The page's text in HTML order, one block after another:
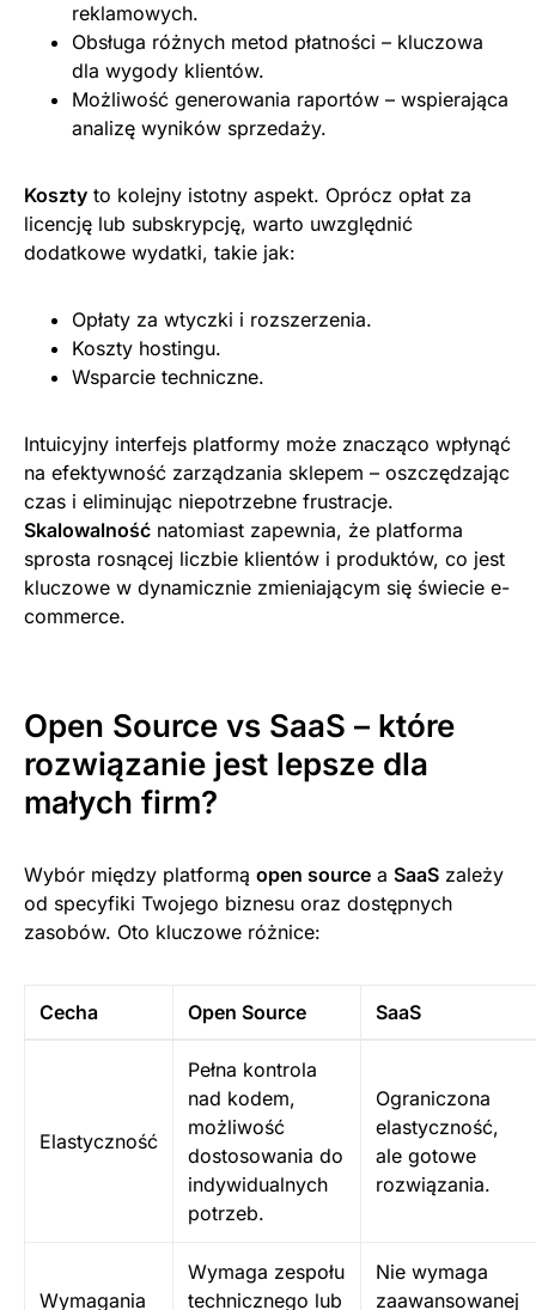
reklamowych.
Obsługa różnych metod płatności – kluczowa
dla wygody klientów.
Możliwość generowania raportów – wspierająca
analizę wyników sprzedaży.
Koszty to kolejny istotny aspekt. Oprócz opłat za
licencję lub subskrypcję, warto uwzględnić
dodatkowe wydatki, takie jak:
Opłaty za wtyczki i rozszerzenia.
Koszty hostingu.
Wsparcie techniczne.
Intuicyjny interfejs platformy może znacząco wpłynąć
na efektywność zarządzania sklepem – oszczędzając
czas i eliminując niepotrzebne frustracje.
Skalowalność natomiast zapewnia, że platforma
sprosta rosnącej liczbie klientów i produktów, co jest
kluczowe w dynamicznie zmieniającym się świecie e-
commerce.
Open Source vs SaaS – które
rozwiązanie jest lepsze dla
małych firm?
Wybór między platformą open source a SaaS zależy
od specyfiki Twojego biznesu oraz dostępnych
zasobów. Oto kluczowe różnice:
Cecha Open Source SaaS
Elastyczność
Pełna kontrola
nad kodem,
możliwość
dostosowania do
indywidualnych
potrzeb.
Ograniczona
elastyczność,
ale gotowe
rozwiązania.
Wymagania
Wymaga zespołu
technicznego lub
Nie wymaga
zaawansowanej